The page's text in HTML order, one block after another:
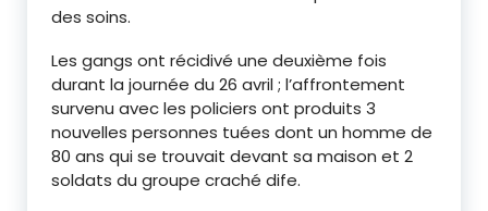
des soins.
Les gangs ont récidivé une deuxième fois
durant la journée du 26 avril ; l’affrontement
survenu avec les policiers ont produits 3
nouvelles personnes tuées dont un homme de
80 ans qui se trouvait devant sa maison et 2
soldats du groupe craché dife.